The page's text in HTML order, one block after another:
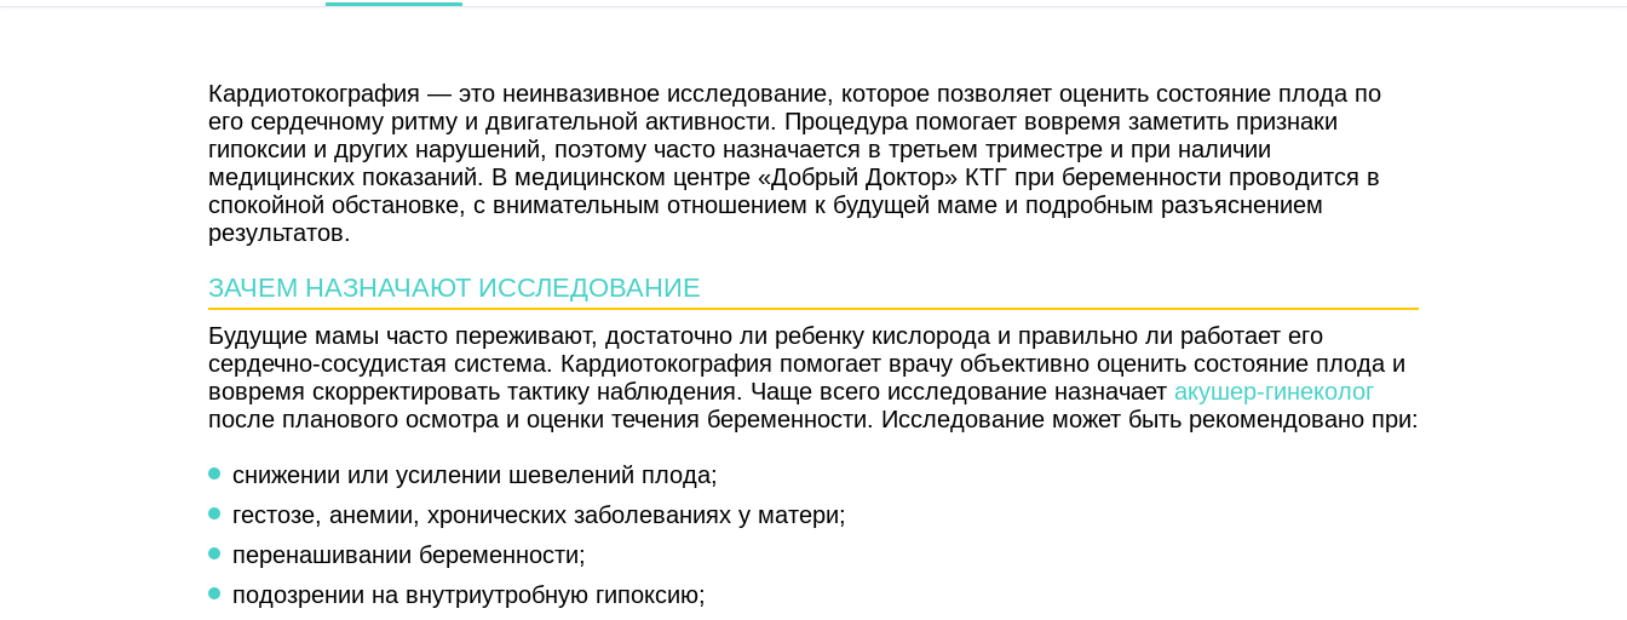
Кардиотокография — это неинвазивное исследование, которое позволяет оценить состояние плода по
его сердечному ритму и двигательной активности. Процедура помогает вовремя заметить признаки
гипоксии и других нарушений, поэтому часто назначается в третьем триместре и при наличии
медицинских показаний. В медицинском центре «Добрый Доктор» КТГ при беременности проводится в
спокойной обстановке, с внимательным отношением к будущей маме и подробным разъяснением
результатов.
ЗАЧЕМ НАЗНАЧАЮТ ИССЛЕДОВАНИЕ
Будущие мамы часто переживают, достаточно ли ребенку кислорода и правильно ли работает его
сердечно-сосудистая система. Кардиотокография помогает врачу объективно оценить состояние плода и
вовремя скорректировать тактику наблюдения. Чаще всего исследование назначает акушер-гинеколог
после планового осмотра и оценки течения беременности. Исследование может быть рекомендовано при:
снижении или усилении шевелений плода;
гестозе, анемии, хронических заболеваниях у матери;
перенашивании беременности;
подозрении на внутриутробную гипоксию;